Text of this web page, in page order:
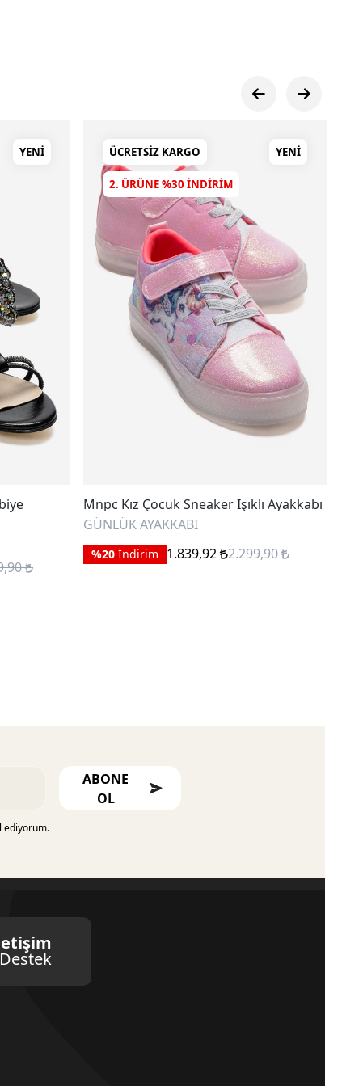
YENI ÜCRETSIZ KARGO YENI
2. ÜRÜNE %30 INDIRIM
Mnpc Kız Çocuk Sneaker Işıklı Ayakkabı
GÜNLÜK AYAKKABI
%20 İndirim 1.839,92 2.299,90
ABONE
OL
ediyorum.
Destek